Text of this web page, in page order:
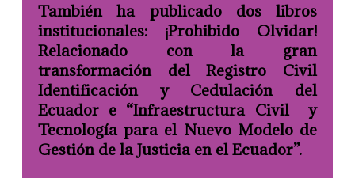
También ha publicado dos libros
institucionales: ¡Prohibido Olvidar!
Relacionado con la gran
transformación del Registro Civil
Identificación y Cedulación del
Ecuador e “Infraestructura Civil y
Tecnología para el Nuevo Modelo de
Gestión de la Justicia en el Ecuador”.